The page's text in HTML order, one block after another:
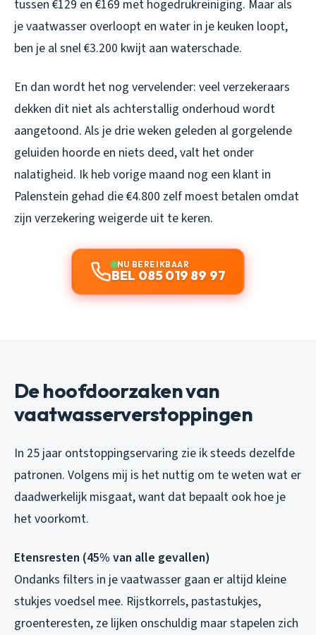
tussen €129 en €169 met hogedrukreiniging. Maar als
je vaatwasser overloopt en water in je keuken loopt,
ben je al snel €3.200 kwijt aan waterschade.
En dan wordt het nog vervelender: veel verzekeraars
dekken dit niet als achterstallig onderhoud wordt
aangetoond. Als je drie weken geleden al gorgelende
geluiden hoorde en niets deed, valt het onder
nalatigheid. Ik heb vorige maand nog een klant in
Palenstein gehad die €4.800 zelf moest betalen omdat
zijn verzekering weigerde uit te keren.
NU BEREIKBAAR
BEL 085 019 89 97
De hoofdoorzaken van
vaatwasserverstoppingen
In 25 jaar ontstoppingservaring zie ik steeds dezelfde
patronen. Volgens mij is het nuttig om te weten wat er
daadwerkelijk misgaat, want dat bepaalt ook hoe je
het voorkomt.
Etensresten (45% van alle gevallen)
Ondanks filters in je vaatwasser gaan er altijd kleine
stukjes voedsel mee. Rijstkorrels, pastastukjes,
groenteresten, ze lijken onschuldig maar stapelen zich